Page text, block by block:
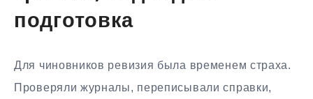
подготовка
Для чиновников ревизия была временем страха.
Проверяли журналы, переписывали справки,